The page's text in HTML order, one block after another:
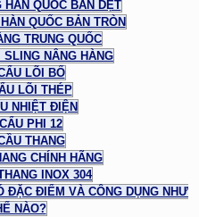
HÀN QUỐC BẢN DẸT
QUỐC BẢN TRÒN
TRUNG QUỐC
NÂNG HÀNG
LÕI BỐ
LÕI THÉP
NHIỆT ĐIỆN
PHI 12
THANG
CHÍNH HÃNG
INOX 304
ĐẶC ĐIỂM VÀ CÔNG DỤNG NHƯ
NÀO?